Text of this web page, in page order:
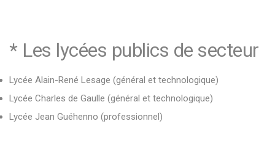
* Les lycées publics de secteur
Lycée Alain-René Lesage (général et technologique)
Lycée Charles de Gaulle (général et technologique)
Lycée Jean Guéhenno (professionnel)